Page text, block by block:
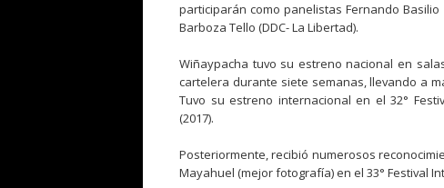
participarán como panelistas Fernando
Barboza Tello (DDC- La Libertad).
Wiñaypacha tuvo su estreno nacional en
cartelera durante siete semanas, llevando a
Tuvo su estreno internacional en el 32°
(2017).
Posteriormente, recibió numerosos
Mayahuel (mejor fotografía) en el 33° Festival